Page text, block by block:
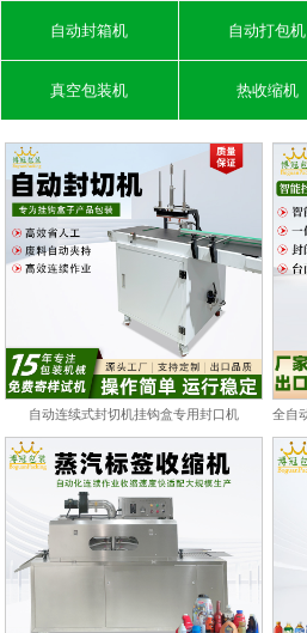
自动封箱机 自动打包机
真空包装机 热收缩机
自动连续式封切机挂钩盒专用封口机